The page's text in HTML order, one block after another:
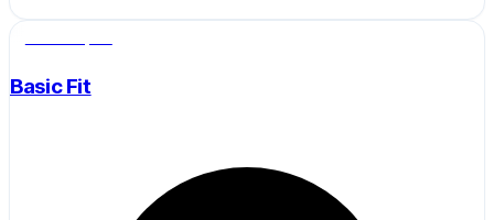
Basic Fit